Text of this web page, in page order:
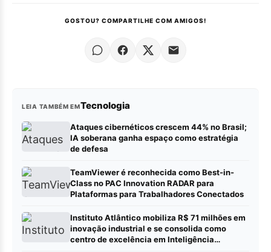
GOSTOU? COMPARTILHE COM AMIGOS!
LEIA TAMBÉM EMTecnologia
Ataques cibernéticos crescem 44% no Brasil;
IA soberana ganha espaço como estratégia
de defesa
TeamViewer é reconhecida como Best-in-
Class no PAC Innovation RADAR para
Plataformas para Trabalhadores Conectados
Instituto Atlântico mobiliza R$ 71 milhões em
inovação industrial e se consolida como
centro de excelência em Inteligência